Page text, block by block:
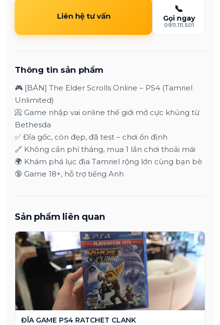
Liên hệ tư vấn
📞
Gọi ngay
0911.111.501
Thông tin sản phẩm
🎮 [BÁN] The Elder Scrolls Online – PS4 (Tamriel
Unlimited)
📀 Game nhập vai online thế giới mở cực khủng từ
Bethesda
✅ Đĩa gốc, còn đẹp, đã test – chơi ổn định
🔗 Không cần phí tháng, mua 1 lần chơi thoải mái
🌍 Khám phá lục địa Tamriel rộng lớn cùng bạn bè
🔞 Game 18+, hỗ trợ tiếng Anh
Sản phẩm liên quan
ĐĨA GAME PS4 RATCHET CLANK